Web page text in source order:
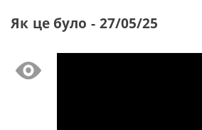
Як це було - 27/05/25